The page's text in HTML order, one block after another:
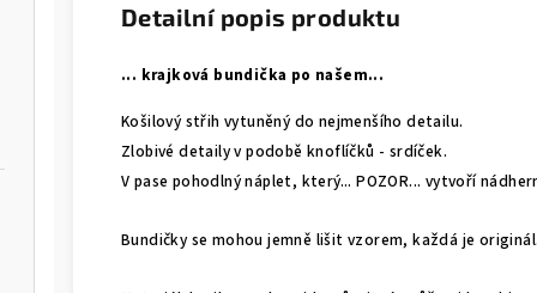
Detailní popis produktu
... krajková bundička po našem...
Košilový střih vytuněný do nejmenšího detailu.
Zlobivé detaily v podobě knoflíčků - srdíček.
V pase pohodlný náplet, který... POZOR... vytvoří
Bundičky se mohou jemně lišit vzorem, každá je originál.